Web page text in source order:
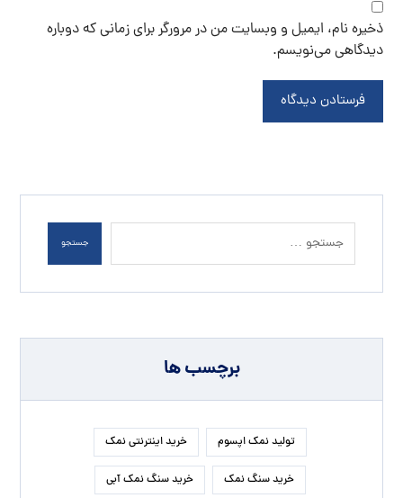
ذخیره نام، ایمیل و وبسایت من در مرورگر برای زمانی که دوباره
دیدگاهی می‌نویسم.
فرستادن دیدگاه
جستجو
برچسب ها
تولید نمک اپسوم خرید اینترنتی نمک
خرید سنگ نمک خرید سنگ نمک آبی